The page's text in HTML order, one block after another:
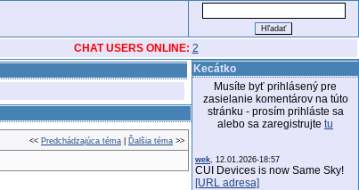
CHAT USERS ONLINE: 2
<< Predchádzajúca téma Ďalšia téma >>
Kecátko
Musíte byť prihlásený pre
zasielanie komentárov na túto
stránku - prosím prihláste sa
alebo sa zaregistrujte tu
wek, 12.01.2026-18:57
CUI Devices is now Same Sky!
[URL adresa]